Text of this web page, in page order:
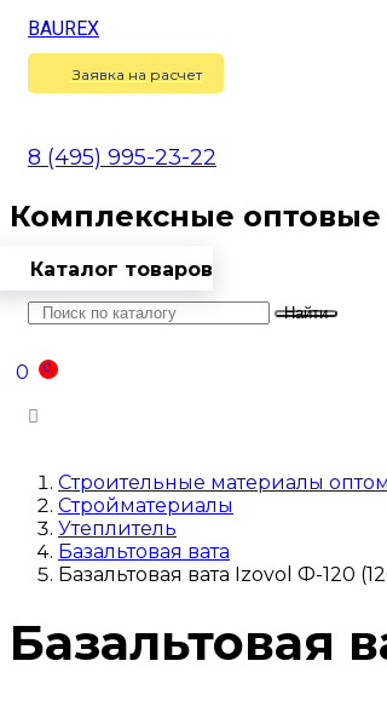
BAUREX
Заявка на расчет
8 (495) 995-23-22
Комплексные оптовые
Каталог товаров
Найти
0
0
Строительные материалы оптом
Стройматериалы
Утеплитель
Базальтовая вата
Базальтовая вата Izovol Ф-120
Базальтовая